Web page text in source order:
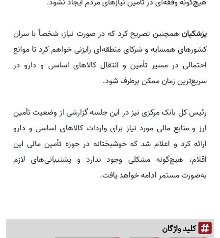
هیچ‌گونه وقفه‌ای در تأمین نیازهای مردم ایجاد نشود.
پزشکیان همچنین تصریح کرد که در صورت نیاز، شخصاً با سران
کشورهای همسایه و شرکای منطقه‌ای رایزنی خواهم کرد تا موانع
احتمالی در مسیر تأمین و انتقال کالاهای اساسی و دارو در
سریع‌ترین زمان ممکن برطرف شود.
رئیس کل بانک مرکزی نیز در این جلسه گزارشی از وضعیت تأمین
ارز و منابع مالی مورد نیاز برای واردات کالاهای اساسی و دارو
ارائه کرد و اعلام شد که خوشبختانه در حوزه تأمین مالی این
اقلام، هیچ‌گونه مشکلی وجود ندارد و پشتیبانی‌های لازم
به‌صورت مستمر ادامه خواهد یافت.
کلید واژگان